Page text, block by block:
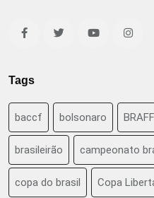
Tags
baccf bolsonaro BRAFF
brasileirão campeonato
copa do brasil Copa